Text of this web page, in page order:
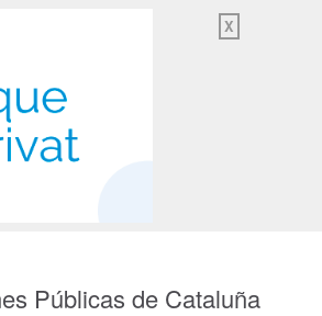
X
Públicas de Cataluña